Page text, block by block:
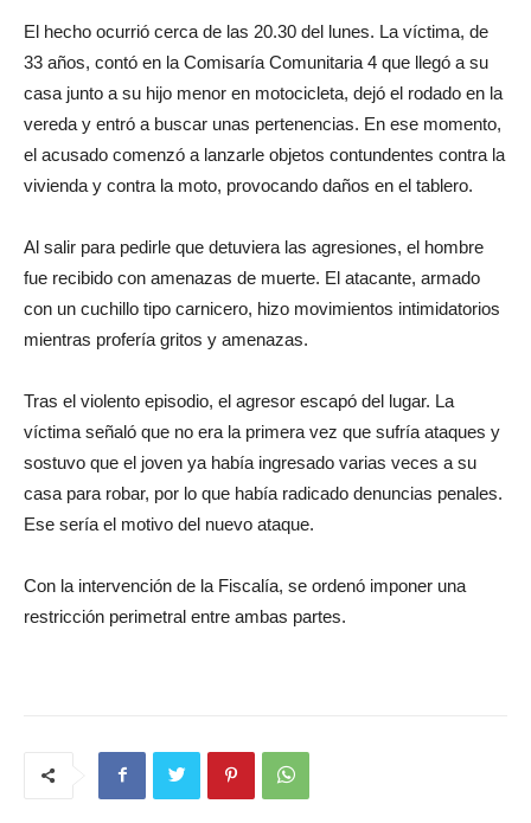
El hecho ocurrió cerca de las 20.30 del lunes. La víctima, de
33 años, contó en la Comisaría Comunitaria 4 que llegó a su
casa junto a su hijo menor en motocicleta, dejó el rodado en la
vereda y entró a buscar unas pertenencias. En ese momento,
el acusado comenzó a lanzarle objetos contundentes contra la
vivienda y contra la moto, provocando daños en el tablero.
Al salir para pedirle que detuviera las agresiones, el hombre
fue recibido con amenazas de muerte. El atacante, armado
con un cuchillo tipo carnicero, hizo movimientos intimidatorios
mientras profería gritos y amenazas.
Tras el violento episodio, el agresor escapó del lugar. La
víctima señaló que no era la primera vez que sufría ataques y
sostuvo que el joven ya había ingresado varias veces a su
casa para robar, por lo que había radicado denuncias penales.
Ese sería el motivo del nuevo ataque.
Con la intervención de la Fiscalía, se ordenó imponer una
restricción perimetral entre ambas partes.